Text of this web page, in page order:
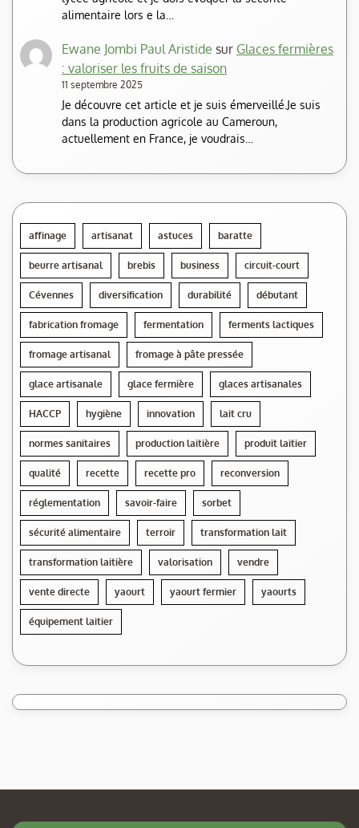
alimentaire lors e la…
Ewane Jombi Paul Aristide sur Glaces fermières
: valoriser les fruits de saison
11 septembre 2025
Je découvre cet article et je suis émerveillé.Je suis
dans la production agricole au Cameroun,
actuellement en France, je voudrais…
affinage artisanat astuces baratte
beurre artisanal brebis business circuit-court
Cévennes diversification durabilité débutant
fabrication fromage fermentation ferments lactiques
fromage artisanal fromage à pâte pressée
glace artisanale glace fermière glaces artisanales
HACCP hygiène innovation lait cru
normes sanitaires production laitière produit laitier
qualité recette recette pro reconversion
réglementation savoir-faire sorbet
sécurité alimentaire terroir transformation lait
transformation laitière valorisation vendre
vente directe yaourt yaourt fermier yaourts
équipement laitier